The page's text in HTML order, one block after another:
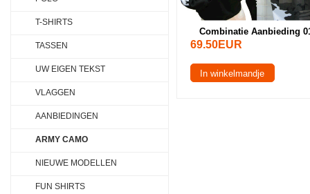
Combinatie Aanbieding
69.50EUR
In winkelmandje
T-SHIRTS
TASSEN
UW EIGEN TEKST
VLAGGEN
AANBIEDINGEN
ARMY CAMO
NIEUWE MODELLEN
FUN SHIRTS